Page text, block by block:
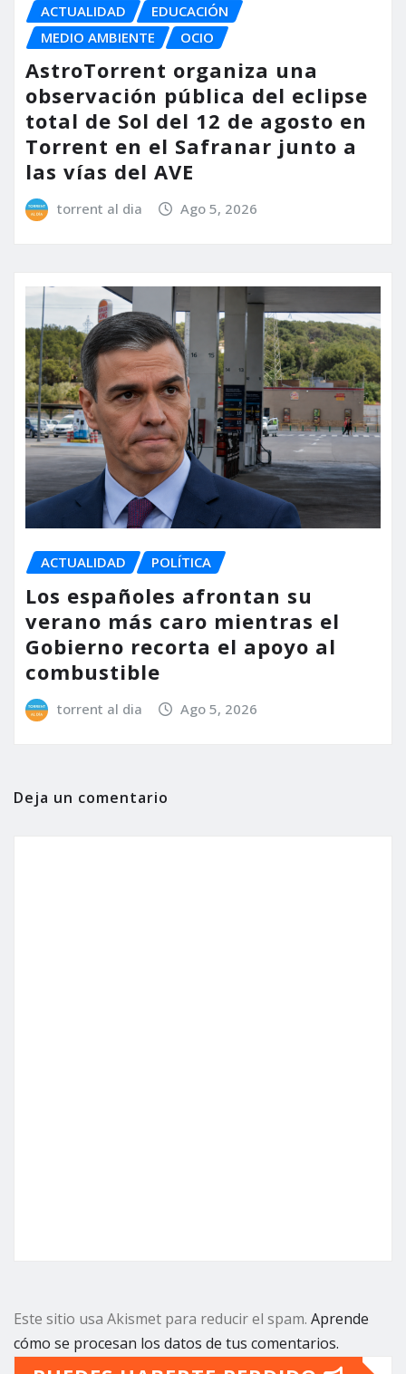
ACTUALIDAD
EDUCACIÓN
MEDIO AMBIENTE
OCIO
AstroTorrent organiza una
observación pública del eclipse
total de Sol del 12 de agosto en
Torrent en el Safranar junto a
las vías del AVE
torrent al dia Ago 5, 2026
ACTUALIDAD POLÍTICA
Los españoles afrontan su
verano más caro mientras el
Gobierno recorta el apoyo al
combustible
torrent al dia Ago 5, 2026
Deja un comentario
Este sitio usa Akismet para reducir el spam. Aprende
cómo se procesan los datos de tus comentarios.